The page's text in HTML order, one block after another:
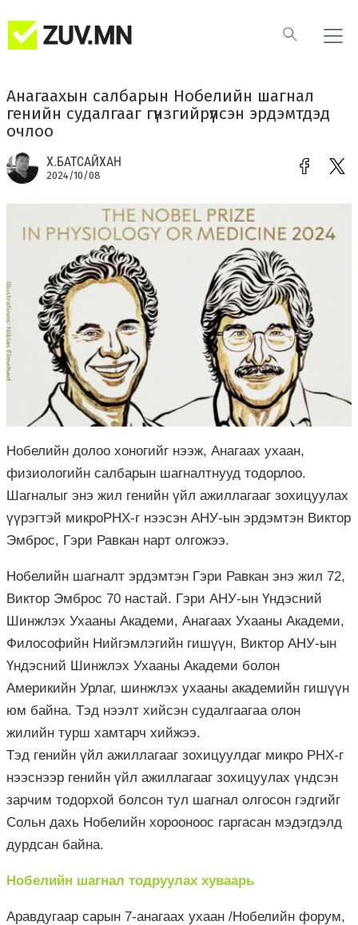
Анагаахын салбарын Нобелийн шагнал
генийн судалгааг гүнзгийрүүлсэн эрдэмтдэд
очлоо
Х.БАТСАЙХАН
2024/10/08
Нобелийн долоо хоногийг нээж, Анагаах ухаан,
физиологийн салбарын шагналтнууд тодорлоо.
Шагналыг энэ жил генийн үйл ажиллагааг зохицуулах
үүрэгтэй микроРНХ-г нээсэн АНУ-ын эрдэмтэн Виктор
Эмброс, Гэри Равкан нарт олгожээ.
Нобелийн шагналт эрдэмтэн Гэри Равкан энэ жил 72,
Виктор Эмброс 70 настай. Гэри АНУ-ын Үндэсний
Шинжлэх Ухааны Академи, Анагаах Ухааны Академи,
Философийн Нийгэмлэгийн гишүүн, Виктор АНУ-ын
Үндэсний Шинжлэх Ухааны Академи болон
Америкийн Урлаг, шинжлэх ухааны академийн гишүүн
юм байна. Тэд нээлт хийсэн судалгаагаа олон
жилийн турш хамтарч хийжээ.
Тэд генийн үйл ажиллагааг зохицуулдаг микро РНХ-г
нээснээр генийн үйл ажиллагааг зохицуулах үндсэн
зарчим тодорхой болсон тул шагнал олгосон гэдгийг
Сольн дахь Нобелийн хорооноос гаргасан мэдэгдэлд
дурдсан байна.
Нобелийн шагнал тодруулах хуваарь
Аравдугаар сарын 7-анагаах ухаан /Нобелийн форум,